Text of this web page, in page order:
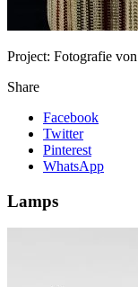
Project: Fotografie
Share
Facebook
Twitter
Pinterest
WhatsApp
Lamps